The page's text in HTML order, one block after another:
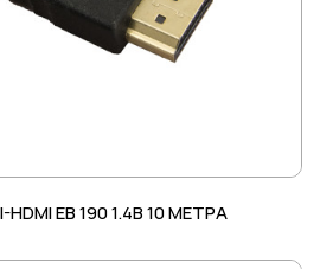
EB 190 1.4B 10 ΜΕΤΡΑ